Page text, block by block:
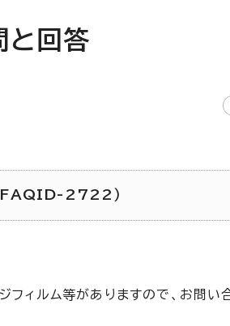
と回答
2722）
ィルム等がありますので、お問い